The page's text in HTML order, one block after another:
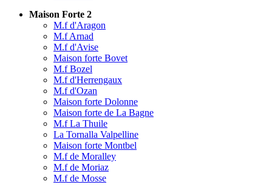
Maison Forte 2
M.f d'Aragon
M.f Arnad
M.f d'Avise
Maison forte Bovet
M.f Bozel
M.f d'Herrengaux
M.f d'Ozan
Maison forte Dolonne
Maison forte de La Bagne
M.f La Thuile
La Tornalla Valpelline
Maison forte Montbel
M.f de Moralley
M.f de Moriaz
M.f de Mosse